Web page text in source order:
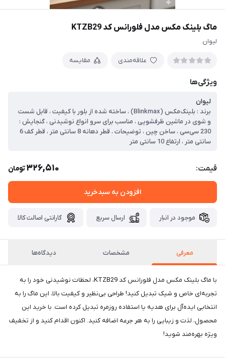
ماگ بلینک مکس مدل فلورانس کد KTZB29
لیوان
علاقه‌مندی مقایسه
ویژگی‌ها
لیوان
برند : بلینک‌مکس (Blinkmax) ، ساخته شده از بلور با کیفیت ، قابل شست
و شوی در ماشین ظرفشویی ، مناسب برای سرو انواع نوشیدنی ، گنجایش :
230 سی‌سی ، ساخن چین ، توضیحات ، قطر دهانه 8 سانتی متر ، قطر کف 6
سانتی متر ، ارتفاع 10 سانتی متر
قیمت: 326,510تومان
افزودن به سبدخرید
موجود در انبار ارسال سریع گارانتی اصالت کالا
معرفی مشخصات دیدگاه‌ها
با ماگ بلینک مکس مدل فلورانس کد KTZB29، لحظات نوشیدنی خود را به
تجربه‌ای خاص و شیک تبدیل کنید! طراحی بی‌نظیر و کیفیت بالا، این ماگ را به
انتخابی ایده‌آل برای هدیه یا استفاده روزمره تبدیل کرده است. با خرید این
محصول، لذت و زیبایی را به هر جرعه اضافه کنید. اکنون اقدام کنید و از تخفیف
ویژه بهره‌مند شوید!